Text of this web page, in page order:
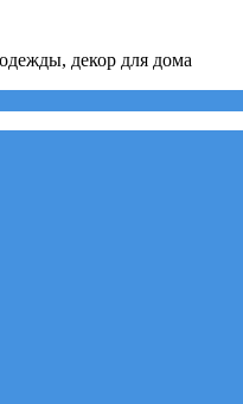
декор для дома